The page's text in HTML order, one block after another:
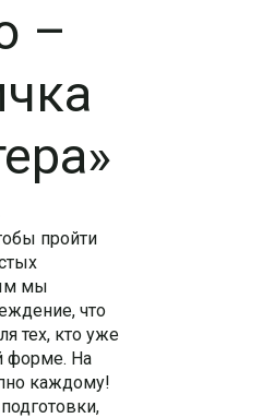
–
пройти
мы
что
тех, кто уже
форме. На
каждому!